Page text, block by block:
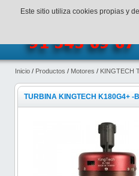
¡Bienvenidos a SpeedHobbys!
Inicio / Productos / Motores / KINGTECH
TURBINA KINGTECH K180G4+ -
Este sitio utiliza cookies propias y